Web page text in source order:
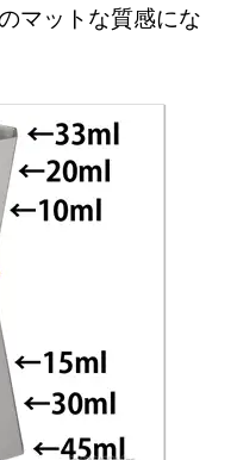
マットな質感にな